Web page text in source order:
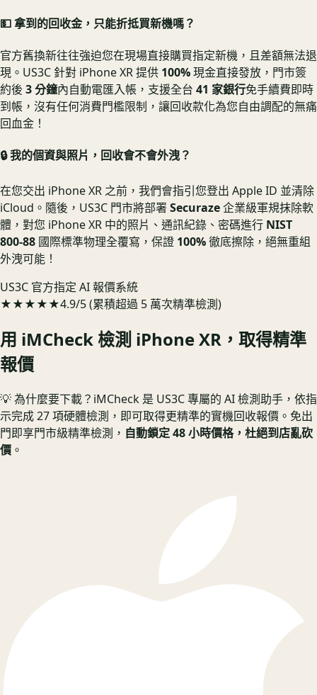
💵 拿到的回收金，只能折抵買新機嗎？
官方舊換新往往強迫您在現場直接購買指定新機，且差額無法退
現。US3C 針對 iPhone XR 提供 100%現金直接發放，門市簽
約後 3 分鐘內自動電匯入帳，支援全台 41 家銀行免手續費即時
到帳，沒有任何消費門檻限制，讓回收款化為您自由調配的無痛
回血金！
🔒 我的個資與照片，回收會不會外洩？
在您交出 iPhone XR 之前，我們會指引您登出 Apple ID 並清除
iCloud。隨後，US3C 門市將部署Securaze企業級軍規抹除軟
體，對您 iPhone XR 中的照片、通訊紀錄、密碼進行 NIST
800-88 國際標準物理全覆寫，保證 100%徹底擦除，絕無重組
外洩可能！
US3C 官方指定 AI 報價系統
★★★★★4.9/5 (累積超過 5 萬次精準檢測)
用 iMCheck 檢測 iPhone XR ，取得精準
報價
💡 為什麼要下載？ iMCheck 是 US3C 專屬的 AI 檢測助手，依指
示完成 27 項硬體檢測，即可取得更精準的實機回收報價。 免出
門即享門市級精準檢測， 自動鎖定 48 小時價格，杜絕到店亂砍
價 。